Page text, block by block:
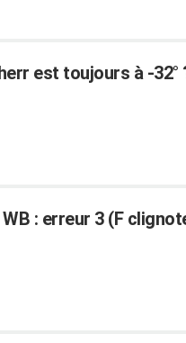
est toujours à -32°
: erreur 3 (F